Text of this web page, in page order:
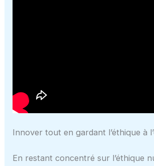
Innover tout en gardant l’éthique à
En restant concentré sur l’éthique